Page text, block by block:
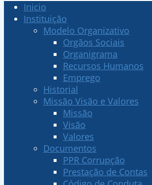
Inicio
Instituição
Modelo Organizativo
Orgãos Sociais
Organigrama
Recursos Humanos
Emprego
Historial
Missão Visão e Valores
Missão
Visão
Valores
Documentos
PPR Corrupção
Prestação de Contas